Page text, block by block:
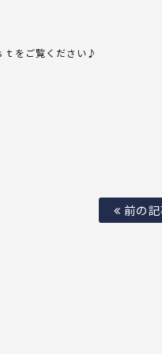
ｔをご覧ください♪
前の